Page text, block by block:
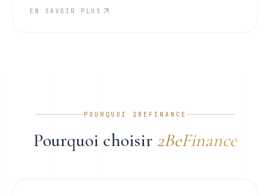
EN SAVOIR PLUS
POURQUOI 2BEFINANCE
Pourquoi choisir 2BeFinance